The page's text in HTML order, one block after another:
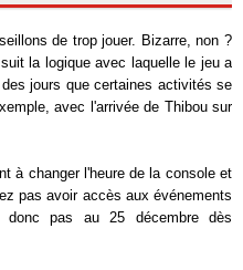
de trop jouer. Bizarre, non ?
la logique avec laquelle le jeu a
jours que certaines activités se
avec l'arrivée de Thibou sur
à changer l'heure de la console et
pas avoir accès aux événements
pas au 25 décembre dès